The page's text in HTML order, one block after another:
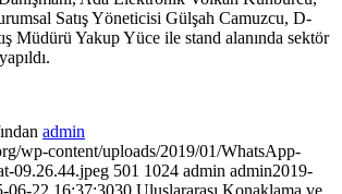
Satış Yöneticisi Gülşah Camuzcu, D-
Müdürü Yakup Yüce ile stand alanında sektör
admin
wp-content/uploads/2019/01/WhatsApp-
09.26.44.jpeg 501 1024 admin admin2019-